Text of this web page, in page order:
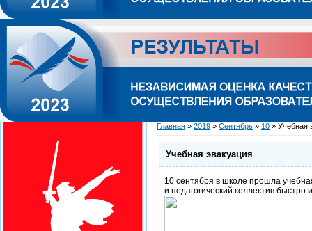
Главная » 2019 » Сентябрь » 10 » Учебная
Учебная эвакуация
10 сентября в школе прошла
и педагогический коллектив